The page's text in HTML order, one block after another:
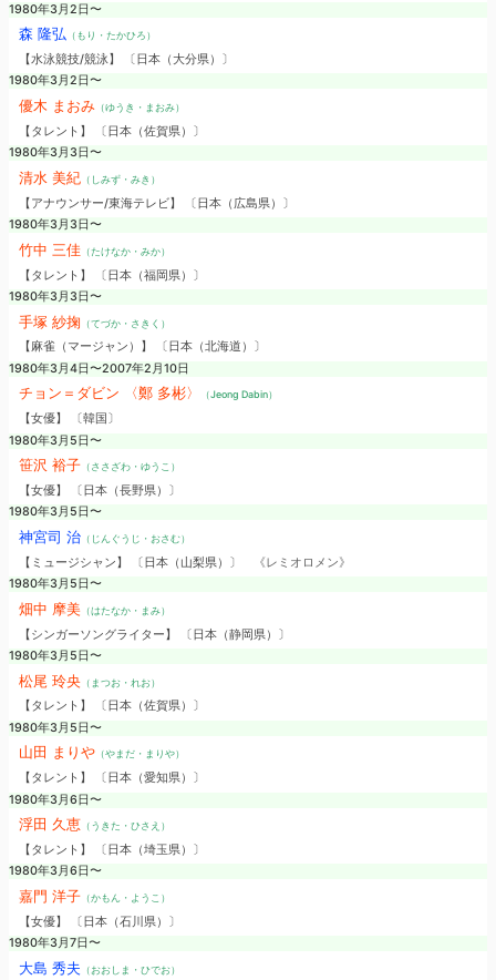
1980年3月2日〜
森 隆弘（もり・たかひろ）
【水泳競技/競泳】 〔日本（大分県）〕
1980年3月2日〜
優木 まおみ（ゆうき・まおみ）
【タレント】 〔日本（佐賀県）〕
1980年3月3日〜
清水 美紀（しみず・みき）
【アナウンサー/東海テレビ】 〔日本（広島県）〕
1980年3月3日〜
竹中 三佳（たけなか・みか）
【タレント】 〔日本（福岡県）〕
1980年3月3日〜
手塚 紗掬 （てづか・さきく）
【麻雀（マージャン）】 〔日本（北海道）〕
1980年3月4日〜2007年2月10日
チョン＝ダビン 〈鄭 多彬〉 （Jeong Dabin）
【女優】 〔韓国〕
1980年3月5日〜
笹沢 裕子（ささざわ・ゆうこ）
【女優】 〔日本（長野県）〕
1980年3月5日〜
神宮司 治（じんぐうじ・おさむ）
【ミュージシャン】 〔日本（山梨県）〕
《レミオロメン》
1980年3月5日〜
畑中 摩美（はたなか・まみ）
【シンガーソングライター】 〔日本（静岡県）〕
1980年3月5日〜
松尾 玲央（まつお・れお）
【タレント】 〔日本（佐賀県）〕
1980年3月5日〜
山田 まりや（やまだ・まりや）
【タレント】 〔日本（愛知県）〕
1980年3月6日〜
浮田 久恵 （うきた・ひさえ）
【タレント】 〔日本（埼玉県）〕
1980年3月6日〜
嘉門 洋子（かもん・ようこ）
【女優】 〔日本（石川県）〕
1980年3月7日〜
大島 秀夫 （おおしま・ひでお）